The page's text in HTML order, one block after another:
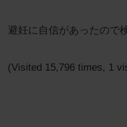
避妊に自信があったので
(Visited 15,796 times, 1